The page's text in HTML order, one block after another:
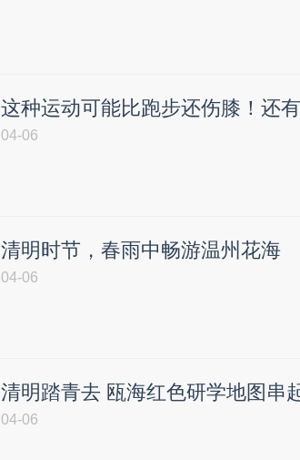
这种运动可能比跑步还伤膝！还
04-06
清明时节，春雨中畅游温州花海
04-06
清明踏青去 瓯海红色研学地图串
04-06